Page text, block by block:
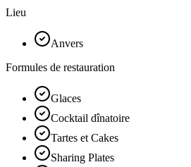
Lieu
Anvers
Formules de restauration
Glaces
Cocktail dînatoire
Tartes et Cakes
Sharing Plates